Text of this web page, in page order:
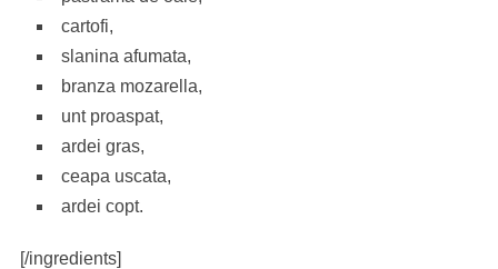
cartofi,
slanina afumata,
branza mozarella,
unt proaspat,
ardei gras,
ceapa uscata,
ardei copt.
[/ingredients]